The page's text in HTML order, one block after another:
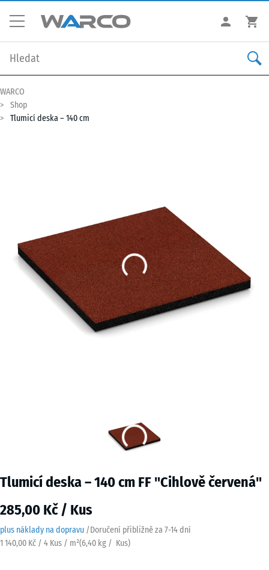
WARCO
Shop
Tlumicí deska – 140 cm
Tlumicí deska – 140 cm FF "Cihlově červená"
285,00 Kč / Kus
plus náklady na dopravu /Doručení přibližně za 7-14 dní
1 140,00 Kč / 4 Kus / m²(6,40 kg / Kus)